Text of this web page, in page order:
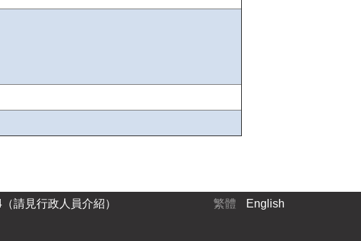
繁體 English
行政人員介紹）